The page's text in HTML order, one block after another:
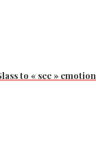
to « see »